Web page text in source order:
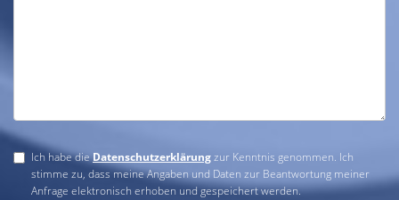
Ich habe dieDatenschutzerklärungzur Kenntnis genommen. Ich
stimme zu, dass meine Angaben und Daten zur Beantwortung meiner
Anfrage elektronisch erhoben und gespeichert werden.